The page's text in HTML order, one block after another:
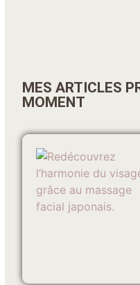
MES ARTICLES
MOMENT